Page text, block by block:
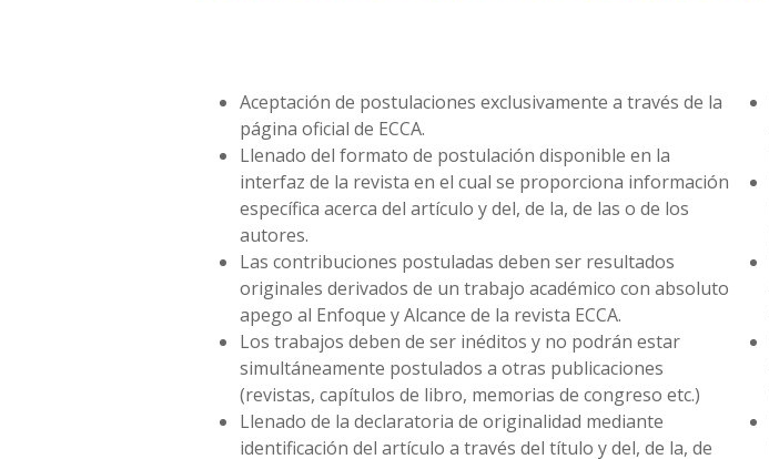
Aceptación de postulaciones exclusivamente a través de la
página oficial de ECCA.
Llenado del formato de postulación disponible en la
interfaz de la revista en el cual se proporciona información
específica acerca del artículo y del, de la, de las o de los
autores.
Las contribuciones postuladas deben ser resultados
originales derivados de un trabajo académico con absoluto
apego al Enfoque y Alcance de la revista ECCA.
Los trabajos deben de ser inéditos y no podrán estar
simultáneamente postulados a otras publicaciones
(revistas, capítulos de libro, memorias de congreso etc.)
Llenado de la declaratoria de originalidad mediante
identificación del artículo a través del título y del, de la, de